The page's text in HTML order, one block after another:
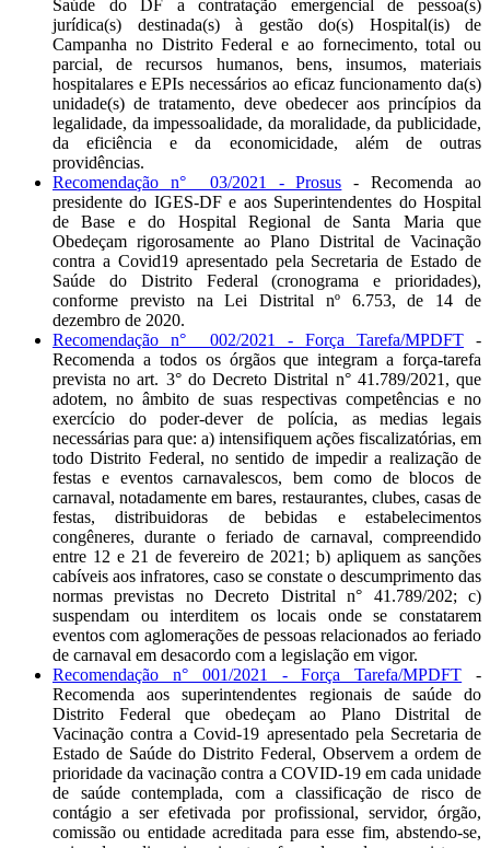
Saúde do DF a contratação emergencial de pessoa(s)
jurídica(s) destinada(s) à gestão do(s) Hospital(is) de
Campanha no Distrito Federal e ao fornecimento, total ou
parcial, de recursos humanos, bens, insumos, materiais
hospitalares e EPIs necessários ao eficaz funcionamento da(s)
unidade(s) de tratamento, deve obedecer aos princípios da
legalidade, da impessoalidade, da moralidade, da publicidade,
da eficiência e da economicidade, além de outras
providências.
Recomendação n° 03/2021 - Prosus - Recomenda ao
presidente do IGES-DF e aos Superintendentes do Hospital
de Base e do Hospital Regional de Santa Maria que
Obedeçam rigorosamente ao Plano Distrital de Vacinação
contra a Covid19 apresentado pela Secretaria de Estado de
Saúde do Distrito Federal (cronograma e prioridades),
conforme previsto na Lei Distrital nº 6.753, de 14 de
dezembro de 2020.
Recomendação n° 002/2021 - Força Tarefa/MPDFT -
Recomenda a todos os órgãos que integram a força-tarefa
prevista no art. 3° do Decreto Distrital n° 41.789/2021, que
adotem, no âmbito de suas respectivas competências e no
exercício do poder-dever de polícia, as medias legais
necessárias para que: a) intensifiquem ações fiscalizatórias, em
todo Distrito Federal, no sentido de impedir a realização de
festas e eventos carnavalescos, bem como de blocos de
carnaval, notadamente em bares, restaurantes, clubes, casas de
festas, distribuidoras de bebidas e estabelecimentos
congêneres, durante o feriado de carnaval, compreendido
entre 12 e 21 de fevereiro de 2021; b) apliquem as sanções
cabíveis aos infratores, caso se constate o descumprimento das
normas previstas no Decreto Distrital n° 41.789/202; c)
suspendam ou interditem os locais onde se constatarem
eventos com aglomerações de pessoas relacionados ao feriado
de carnaval em desacordo com a legislação em vigor.
Recomendação n° 001/2021 - Força Tarefa/MPDFT -
Recomenda aos superintendentes regionais de saúde do
Distrito Federal que obedeçam ao Plano Distrital de
Vacinação contra a Covid-19 apresentado pela Secretaria de
Estado de Saúde do Distrito Federal, Observem a ordem de
prioridade da vacinação contra a COVID-19 em cada unidade
de saúde contemplada, com a classificação de risco de
contágio a ser efetivada por profissional, servidor, órgão,
comissão ou entidade acreditada para esse fim, abstendo-se,